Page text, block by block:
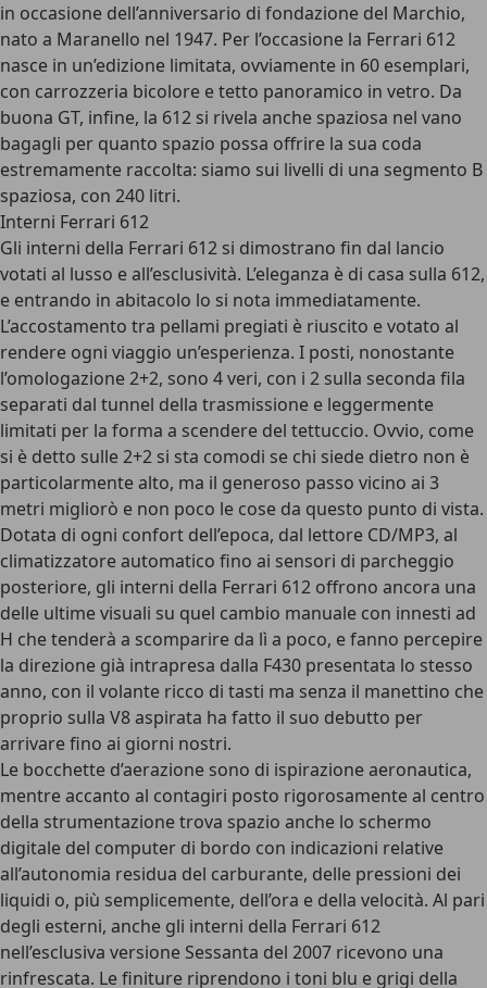
in occasione dell’anniversario di fondazione del Marchio,
nato a Maranello nel 1947. Per l’occasione la Ferrari 612
nasce in un’edizione limitata, ovviamente in 60 esemplari,
con carrozzeria bicolore e tetto panoramico in vetro. Da
buona GT, infine, la 612 si rivela anche spaziosa nel vano
bagagli per quanto spazio possa offrire la sua coda
estremamente raccolta: siamo sui livelli di una segmento B
spaziosa, con 240 litri.
Interni Ferrari 612
Gli interni della Ferrari 612 si dimostrano fin dal lancio
votati al lusso e all’esclusività. L’eleganza è di casa sulla 612,
e entrando in abitacolo lo si nota immediatamente.
L’accostamento tra pellami pregiati è riuscito e votato al
rendere ogni viaggio un’esperienza. I posti, nonostante
l’omologazione 2+2, sono 4 veri, con i 2 sulla seconda fila
separati dal tunnel della trasmissione e leggermente
limitati per la forma a scendere del tettuccio. Ovvio, come
si è detto sulle 2+2 si sta comodi se chi siede dietro non è
particolarmente alto, ma il generoso passo vicino ai 3
metri migliorò e non poco le cose da questo punto di vista.
Dotata di ogni confort dell’epoca, dal lettore CD/MP3, al
climatizzatore automatico fino ai sensori di parcheggio
posteriore, gli interni della Ferrari 612 offrono ancora una
delle ultime visuali su quel cambio manuale con innesti ad
H che tenderà a scomparire da lì a poco, e fanno percepire
la direzione già intrapresa dalla F430 presentata lo stesso
anno, con il volante ricco di tasti ma senza il manettino che
proprio sulla V8 aspirata ha fatto il suo debutto per
arrivare fino ai giorni nostri.
Le bocchette d’aerazione sono di ispirazione aeronautica,
mentre accanto al contagiri posto rigorosamente al centro
della strumentazione trova spazio anche lo schermo
digitale del computer di bordo con indicazioni relative
all’autonomia residua del carburante, delle pressioni dei
liquidi o, più semplicemente, dell’ora e della velocità. Al pari
degli esterni, anche gli interni della Ferrari 612
nell’esclusiva versione Sessanta del 2007 ricevono una
rinfrescata. Le finiture riprendono i toni blu e grigi della